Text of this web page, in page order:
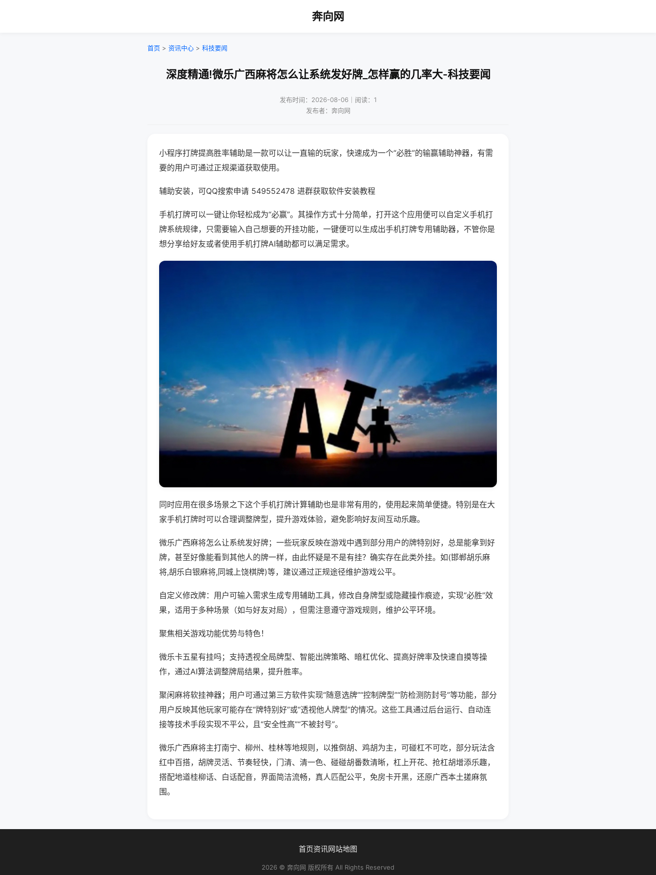
奔向网
首页 > 资讯中心 > 科技要闻
深度精通!微乐广西麻将怎么让系统发好牌_怎样赢的几率大-科技要闻
发布时间：2026-08-06｜阅读：1
发布者：奔向网
小程序打牌提高胜率辅助是一款可以让一直输的玩家，快速成为一个“必胜”的输赢辅助神器，有需
要的用户可通过正规渠道获取使用。
辅助安装，可QQ搜索申请 549552478 进群获取软件安装教程
手机打牌可以一键让你轻松成为“必赢”。其操作方式十分简单，打开这个应用便可以自定义手机打
牌系统规律，只需要输入自己想要的开挂功能，一键便可以生成出手机打牌专用辅助器，不管你是
想分享给好友或者使用手机打牌AI辅助都可以满足需求。
同时应用在很多场景之下这个手机打牌计算辅助也是非常有用的，使用起来简单便捷。特别是在大
家手机打牌时可以合理调整牌型，提升游戏体验，避免影响好友间互动乐趣。
微乐广西麻将怎么让系统发好牌；一些玩家反映在游戏中遇到部分用户的牌特别好，总是能拿到好
牌，甚至好像能看到其他人的牌一样，由此怀疑是不是有挂？确实存在此类外挂。如(邯郸胡乐麻
将,胡乐白银麻将,同城上饶棋牌)等，建议通过正规途径维护游戏公平。
自定义修改牌：用户可输入需求生成专用辅助工具，修改自身牌型或隐藏操作痕迹，实现“必胜”效
果，适用于多种场景（如与好友对局），但需注意遵守游戏规则，维护公平环境。
聚焦相关游戏功能优势与特色！
微乐卡五星有挂吗；支持透视全局牌型、智能出牌策略、暗杠优化、提高好牌率及快速自摸等操
作，通过AI算法调整牌局结果，提升胜率。
聚闲麻将软挂神器；用户可通过第三方软件实现“随意选牌”“控制牌型”“防检测防封号”等功能，部分
用户反映其他玩家可能存在“牌特别好”或“透视他人牌型”的情况。这些工具通过后台运行、自动连
接等技术手段实现不平公，且“安全性高”“不被封号”。
微乐广西麻将主打南宁、柳州、桂林等地规则，以推倒胡、鸡胡为主，可碰杠不可吃，部分玩法含
红中百搭，胡牌灵活、节奏轻快，门清、清一色、碰碰胡番数清晰，杠上开花、抢杠胡增添乐趣，
搭配地道桂柳话、白话配音，界面简洁流畅，真人匹配公平，免房卡开黑，还原广西本土搓麻氛
围。
首页资讯网站地图
2026 © 奔向网 版权所有 All Rights Reserved